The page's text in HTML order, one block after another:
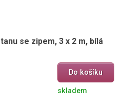
se zipem, 3 x 2 m, bílá
Do košíku
skladem